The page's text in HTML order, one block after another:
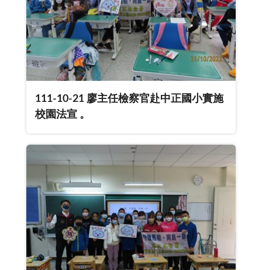
111-10-21 廖主任檢察官赴中正國小實施
校園法宣 。